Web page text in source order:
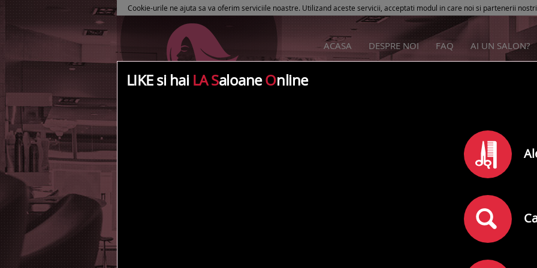
Cookie-urile ne ajuta sa va oferim serviciile noastre. Utilizand aceste servicii, acceptati modul in care noi si partenerii
ACASA DESPRE NOI FAQ AI UN SALON?
comentarii)
LIKE si hai LA SaloaneOnline